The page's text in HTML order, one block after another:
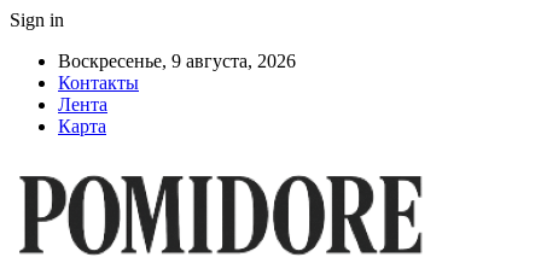
Sign in
Воскресенье, 9 августа, 2026
Контакты
Лента
Карта